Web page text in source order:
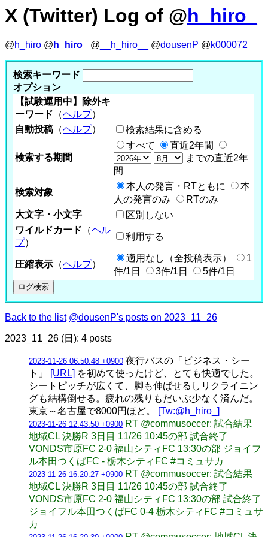
X (Twitter) Log of @h_hiro_
@h_hiro @ h_hiro_ @ __h_hiro__ @dousenP @k000072
検索キーワード
オプション
【試験運用中】除外キ
ーワード （ヘルプ）
自動投稿 （ヘルプ） 検索結果に含める
検索する期間
すべて
直近2年間
までの直近2年
間
検索対象
本人の発言・RTともに
本
人の発言のみ
RTのみ
大文字・小文字
区別しない
ワイルドカード （ヘル
プ）
利用する
圧縮表示 （ヘルプ）
適用なし（全投稿表示）
1
件/1日
3件/1日 5件/1日
Back to the list @dousenP's posts on 2023_11_26
2023_11_26 (日): 4 posts
2023-11-26 06:50:48 +0900 夜行バスの「ビジネス・シー
ト」
[URL] を初めて使ったけど、とても快適でした。
シートピッチが広くて、脚も伸ばせるしリクライニン
グも結構倒せる。疲れの残りもだいぶ少なく済んだ。
東京～名古屋で8000円ほど。
[Tw:@h_hiro_]
2023-11-26 12:43:50 +0900 RT @commusoccer: 試合結果
地域CL 決勝R 3日目 11/26 10:45の部 試合終了
VONDS市原FC 2-0 福山シティFC 13:30の部 ジョイフ
ル本田つくばFC - 栃木シティFC #コミュサカ
2023-11-26 16:20:27 +0900 RT @commusoccer: 試合結果
地域CL 決勝R 3日目 11/26 10:45の部 試合終了
VONDS市原FC 2-0 福山シティFC 13:30の部 試合終了
ジョイフル本田つくばFC 0-4 栃木シティFC #コミュサ
カ